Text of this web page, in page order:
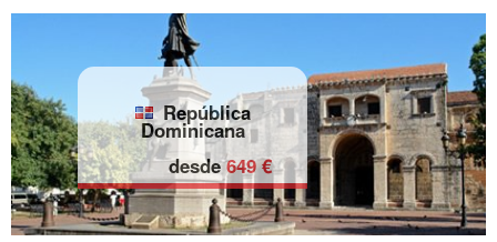
República
Dominicana
desde649 €